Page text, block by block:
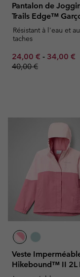
Pantalon de
Trails Edge™
Résistant à l'eau et
taches
Minimum sale price:
24,00 € - 34,00 €
40,00 €
Veste
Hikebound™ II 2L